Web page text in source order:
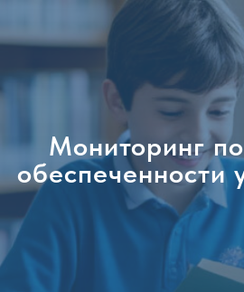
Мониторинг
обеспеченности